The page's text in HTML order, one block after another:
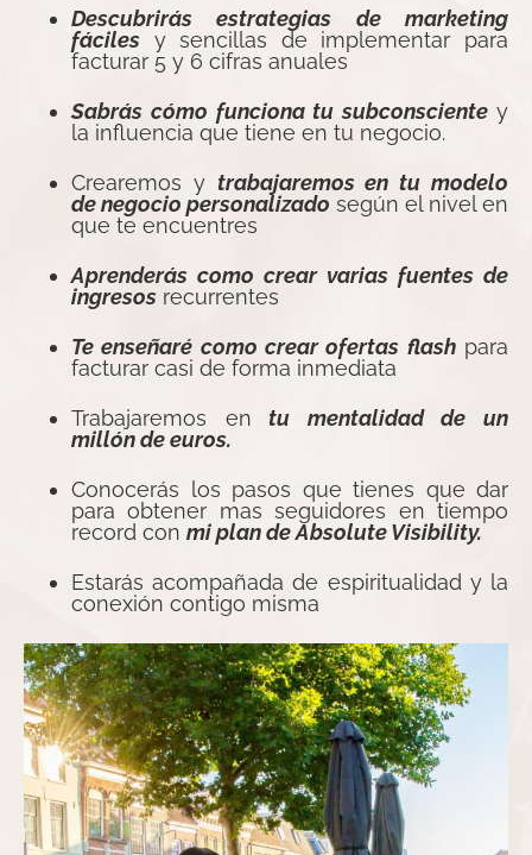
Descubrirás estrategias de marketing
fáciles y sencillas de implementar para
facturar 5 y 6 cifras anuales
Sabrás cómo funciona tu subconsciente y
la influencia que tiene en tu negocio.
Crearemos y trabajaremos en tu modelo
de negocio personalizado según el nivel en
que te encuentres
Aprenderás como crear varias fuentes de
ingresos recurrentes
Te enseñaré como crear ofertas flashpara
facturar casi de forma inmediata
Trabajaremos en tu mentalidad de un
millón de euros.
Conocerás los pasos que tienes que dar
para obtener mas seguidores en tiempo
record con mi plan de Absolute Visibility.
Estarás acompañada de espiritualidad y la
conexión contigo misma